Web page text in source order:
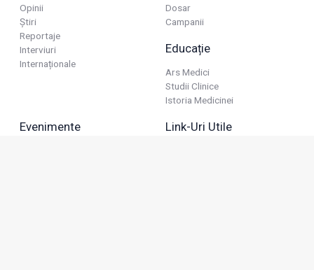
Opinii
Știri
Reportaje
Interviuri
Internaționale
Dosar
Campanii
Educație
Ars Medici
Studii Clinice
Istoria Medicinei
Evenimente Link-Uri Utile